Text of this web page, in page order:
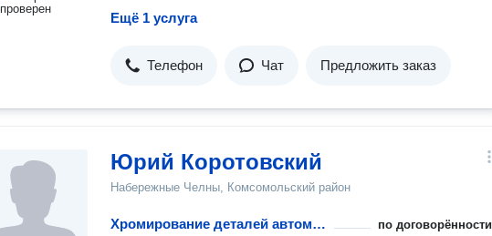
проверен
Ещё 1 услуга
Телефон Чат Предложить заказ
Юрий Коротовский
Набережные Челны, Комсомольский район
Хромирование деталей автомобиля по договорённости